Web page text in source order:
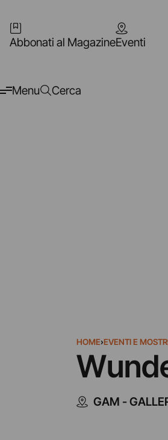
Abbonati al MagazineEventi
Menu Cerca
HOME›EVENTI E
GAM -